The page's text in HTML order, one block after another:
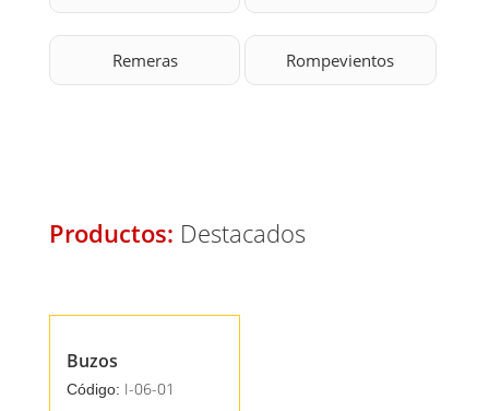
Remeras Rompevientos
Productos: Destacados
Buzos
Código: I-06-01